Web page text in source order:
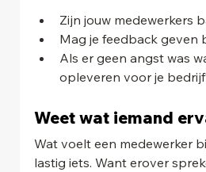
Zijn jouw medewerkers
Mag je feedback geven
Als er geen angst was
opleveren voor je
Weet wat iemand
Wat voelt een medewerker
lastig iets. Want erover